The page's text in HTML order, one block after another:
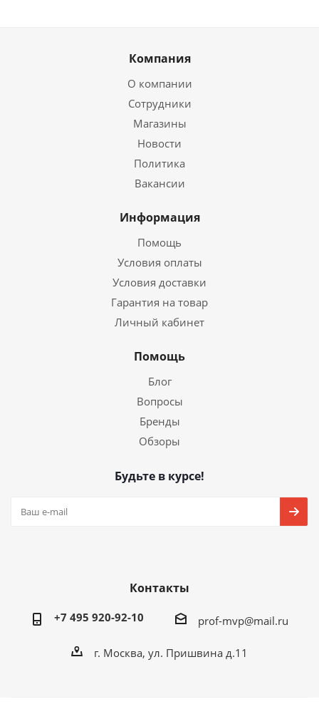
Компания
О компании
Сотрудники
Магазины
Новости
Политика
Вакансии
Информация
Помощь
Условия оплаты
Условия доставки
Гарантия на товар
Личный кабинет
Помощь
Блог
Вопросы
Бренды
Обзоры
Будьте в курсе!
Контакты
+7 495 920-92-10 prof-mvp@mail.ru
г. Москва, ул. Пришвина д.11